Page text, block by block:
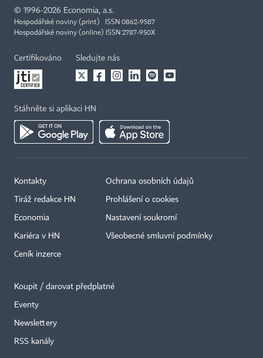
© 1996-2026 Economia, a.s.
Hospodářské noviny (print) ISSN 0862-9587
Hospodářské noviny (online) ISSN 2787-950X
Certifikováno Sledujte nás
Stáhněte si aplikaci HN
Kontakty
Tiráž redakce HN
Economia
Kariéra v HN
Ceník inzerce
Ochrana osobních údajů
Prohlášení o cookies
Nastavení soukromí
Všeobecné smluvní podmínky
Koupit / darovat předplatné
Eventy
Newslettery
RSS kanály